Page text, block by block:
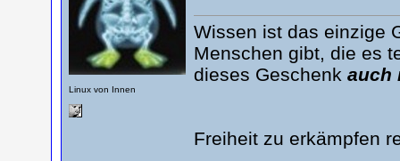
Linux von Innen
Wissen ist das einzige
Menschen gibt, die es
dieses Geschenk auch
Freiheit zu erkämpfen